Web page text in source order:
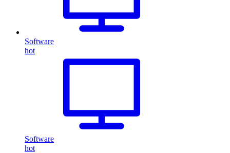
Software
hot
Software
hot